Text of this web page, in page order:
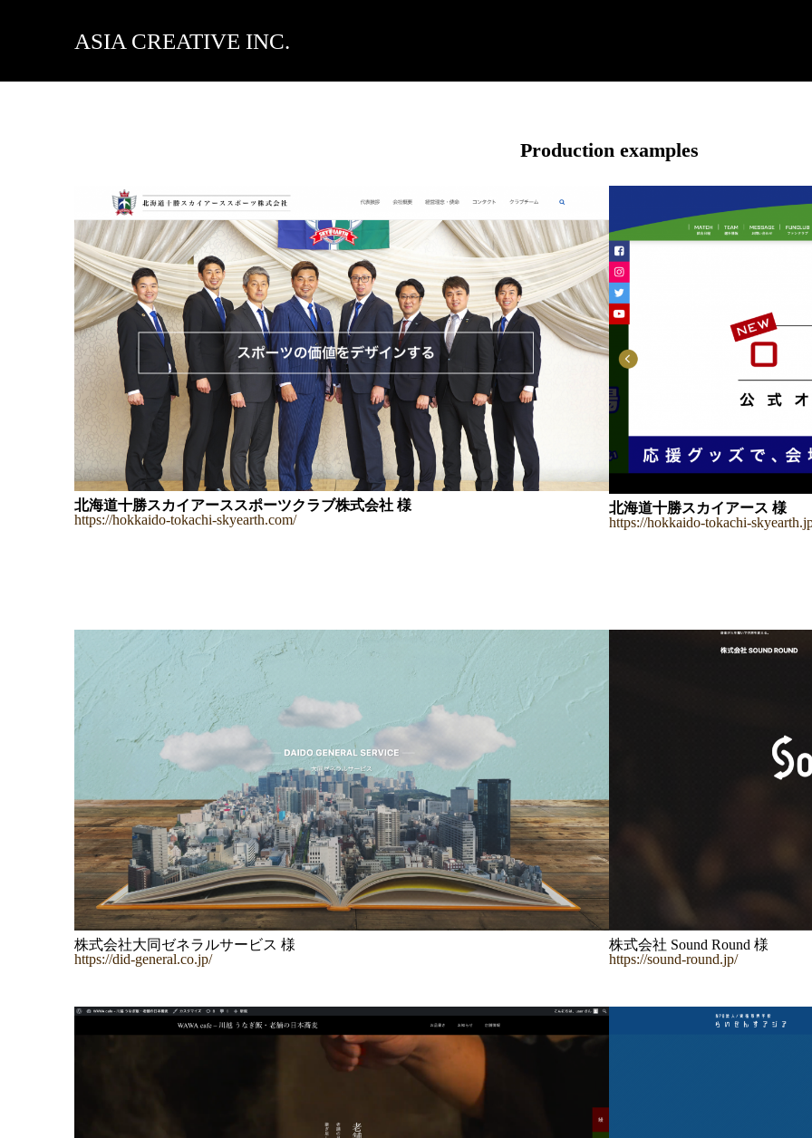
ASIA CREATIVE INC.
Production examples
北海道十勝スカイアーススポーツクラブ株式会社 様
https://hokkaido-tokachi-skyearth.com/
北海道十勝スカイアース 様
https://hokkaido-tokachi-
株式会社大同ゼネラルサービス 様
https://did-general.co.jp/
株式会社 Sound Round 様
https://sound-round.jp/